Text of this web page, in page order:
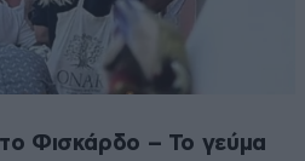
Φισκάρδο – Το γεύμα